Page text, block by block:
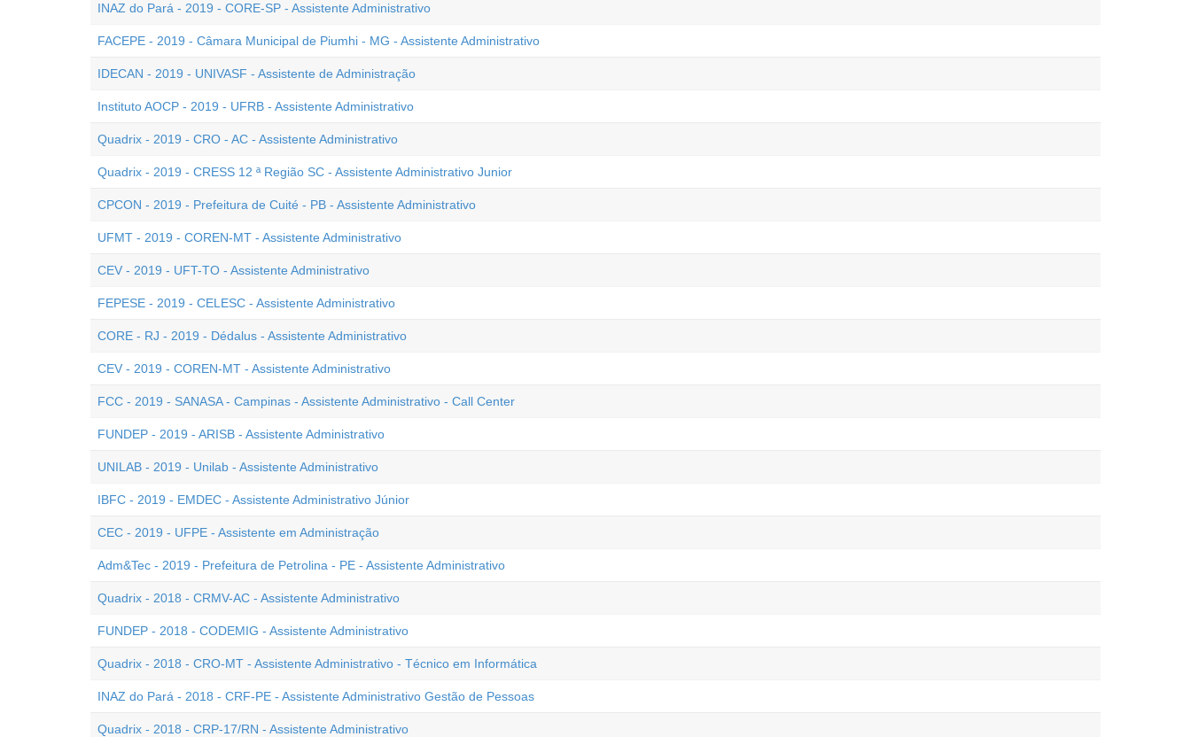
INAZ do Pará - 2019 - CORE-SP - Assistente Administrativo
FACEPE - 2019 - Câmara Municipal de Piumhi - MG - Assistente Administrativo
IDECAN - 2019 - UNIVASF - Assistente de Administração
Instituto AOCP - 2019 - UFRB - Assistente Administrativo
Quadrix - 2019 - CRO - AC - Assistente Administrativo
Quadrix - 2019 - CRESS 12 ª Região SC - Assistente Administrativo Junior
CPCON - 2019 - Prefeitura de Cuité - PB - Assistente Administrativo
UFMT - 2019 - COREN-MT - Assistente Administrativo
CEV - 2019 - UFT-TO - Assistente Administrativo
FEPESE - 2019 - CELESC - Assistente Administrativo
CORE - RJ - 2019 - Dédalus - Assistente Administrativo
CEV - 2019 - COREN-MT - Assistente Administrativo
FCC - 2019 - SANASA - Campinas - Assistente Administrativo - Call Center
FUNDEP - 2019 - ARISB - Assistente Administrativo
UNILAB - 2019 - Unilab - Assistente Administrativo
IBFC - 2019 - EMDEC - Assistente Administrativo Júnior
CEC - 2019 - UFPE - Assistente em Administração
Adm&Tec - 2019 - Prefeitura de Petrolina - PE - Assistente Administrativo
Quadrix - 2018 - CRMV-AC - Assistente Administrativo
FUNDEP - 2018 - CODEMIG - Assistente Administrativo
Quadrix - 2018 - CRO-MT - Assistente Administrativo - Técnico em Informática
INAZ do Pará - 2018 - CRF-PE - Assistente Administrativo Gestão de Pessoas
Quadrix - 2018 - CRP-17/RN - Assistente Administrativo